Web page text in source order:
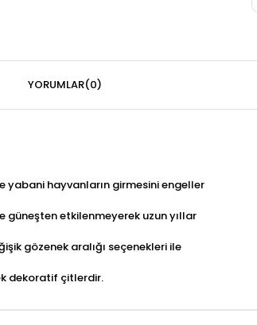
YORUMLAR(0)
yabani hayvanların girmesini engeller
güneşten etkilenmeyerek uzun yıllar
gözenek aralığı seçenekleri ile
dekoratif çitlerdir.